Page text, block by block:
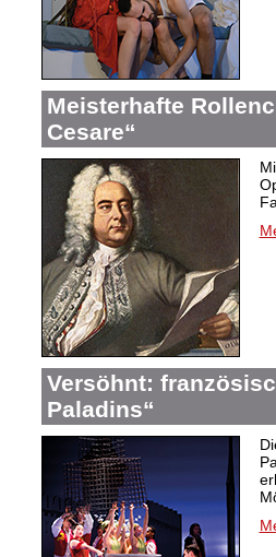
Meisterhafte
Cesare“
Versöhnt:
Paladins“